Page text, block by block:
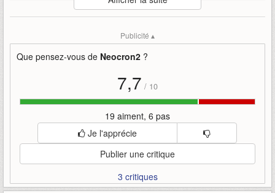
: Agahnon
mmo
neocron
neocron-support-team
Publicité ▴
Que pensez-vous de Neocron2 ?
7,7 / 10
19 aiment, 6 pas
Je l'apprécie
Publier une critique
3 critiques